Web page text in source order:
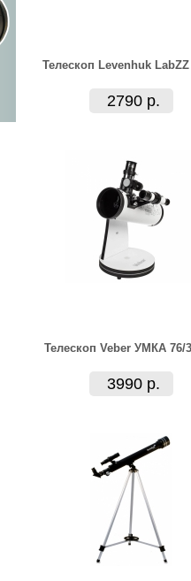
Телескоп Levenhuk LabZZ
2790 р.
Телескоп Veber УМКА 76/
3990 р.